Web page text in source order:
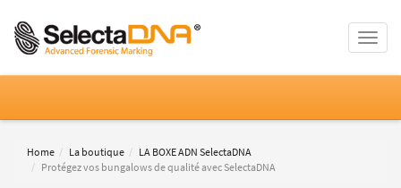
Toggle
Home La boutique
LA BOXE ADN SelectaDNA
Protégez vos bungalows de qualité avec SelectaDNA